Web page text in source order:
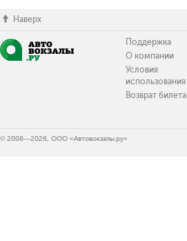
Наверх
Поддержка
О компании
Условия
использования
Возврат билета
© 2008—2026, ООО «Автовокзалы.ру»